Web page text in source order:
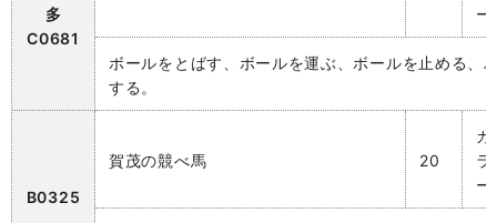
多
C0681
ー
ボールをとばす、ボールを運ぶ、ボールを止める、
する。
B0325
賀茂の競べ馬 20
カ
ラ
ー